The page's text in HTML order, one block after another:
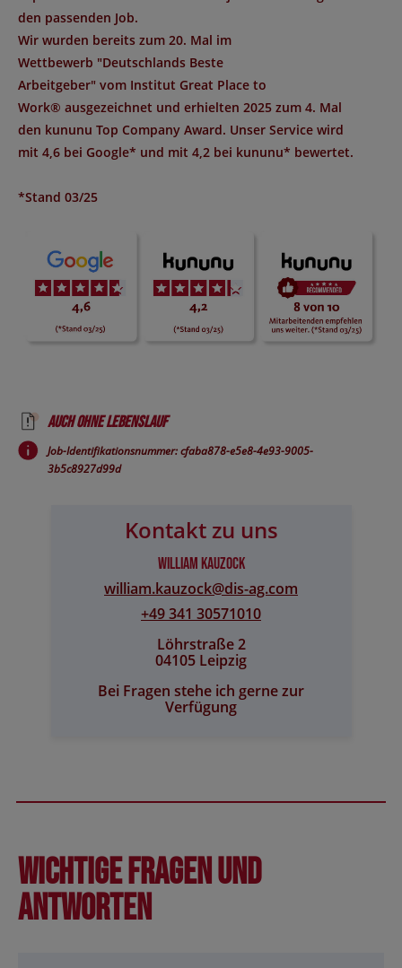
den passenden Job.
Wir wurden bereits zum 20. Mal im
Wettbewerb "Deutschlands Beste
Arbeitgeber" vom Institut Great Place to
Work® ausgezeichnet und erhielten 2025 zum 4. Mal
den kununu Top Company Award. Unser Service wird
mit 4,6 bei Google* und mit 4,2 bei kununu* bewertet.
*Stand 03/25
Auch ohne Lebenslauf
Job-Identifikationsnummer: cfaba878-e5e8-4e93-9005-
3b5c8927d99d
Kontakt zu uns
William Kauzock
william.kauzock@​dis-ag.com
+49 341 30571010
Löhrstraße 2
04105 Leipzig
Bei Fragen stehe ich gerne zur
Verfügung
Wichtige Fragen und
Antworten